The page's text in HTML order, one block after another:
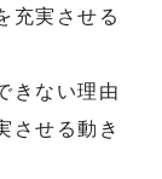
充実させる
きない理由
させる動き